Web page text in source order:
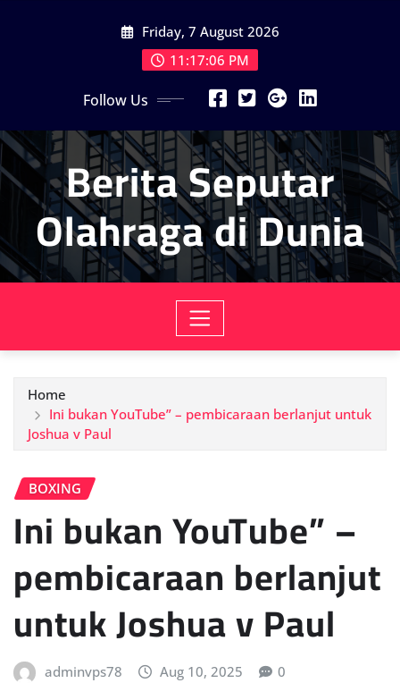
Friday, 7 August 2026
11:17:08 PM
Follow Us
Berita Seputar
Olahraga di Dunia
Home
Ini bukan YouTube” – pembicaraan berlanjut untuk
Joshua v Paul
BOXING
Ini bukan YouTube” –
pembicaraan berlanjut
untuk Joshua v Paul
adminvps78 Aug 10, 2025 0